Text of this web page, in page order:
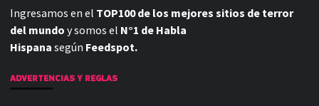
Ingresamos en el TOP100 de los mejores sitios de terror
del mundo y somos el N°1 de Habla
Hispana según Feedspot.
ADVERTENCIAS Y REGLAS